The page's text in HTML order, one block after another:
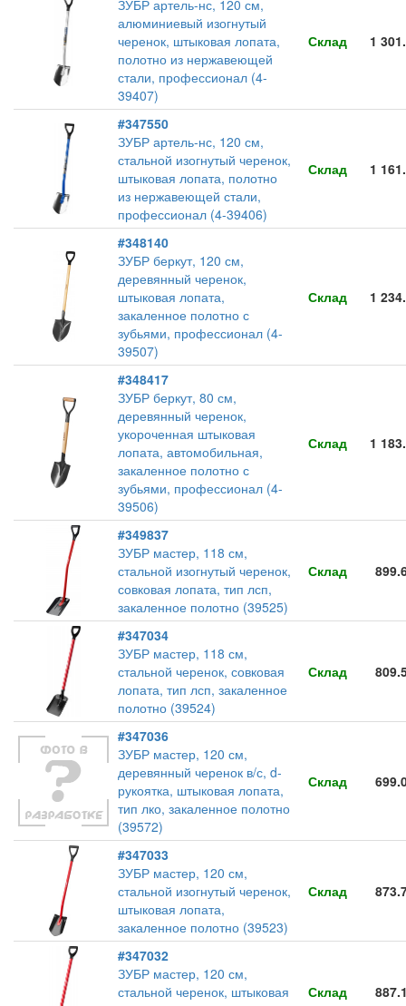
ЗУБР артель-нс, 120 см,
алюминиевый изогнутый
черенок, штыковая лопата,
полотно из нержавеющей
стали, профессионал (4-
39407)
Склад 1
#347550
ЗУБР артель-нс, 120 см,
стальной изогнутый черенок,
штыковая лопата, полотно
из нержавеющей стали,
профессионал (4-39406)
Склад 1
#348140
ЗУБР беркут, 120 см,
деревянный черенок,
штыковая лопата,
закаленное полотно с
зубьями, профессионал (4-
39507)
Склад 1
#348417
ЗУБР беркут, 80 см,
деревянный черенок,
укороченная штыковая
лопата, автомобильная,
закаленное полотно с
зубьями, профессионал (4-
39506)
Склад 1
#349837
ЗУБР мастер, 118 см,
стальной изогнутый черенок,
совковая лопата, тип лсп,
закаленное полотно (39525)
Склад
#347034
ЗУБР мастер, 118 см,
стальной черенок, совковая
лопата, тип лсп, закаленное
полотно (39524)
Склад
#347036
ЗУБР мастер, 120 см,
деревянный черенок в/с, d-
рукоятка, штыковая лопата,
тип лко, закаленное полотно
(39572)
Склад
#347033
ЗУБР мастер, 120 см,
стальной изогнутый черенок,
штыковая лопата,
закаленное полотно (39523)
Склад
#347032
ЗУБР мастер, 120 см,
стальной черенок, штыковая
Склад